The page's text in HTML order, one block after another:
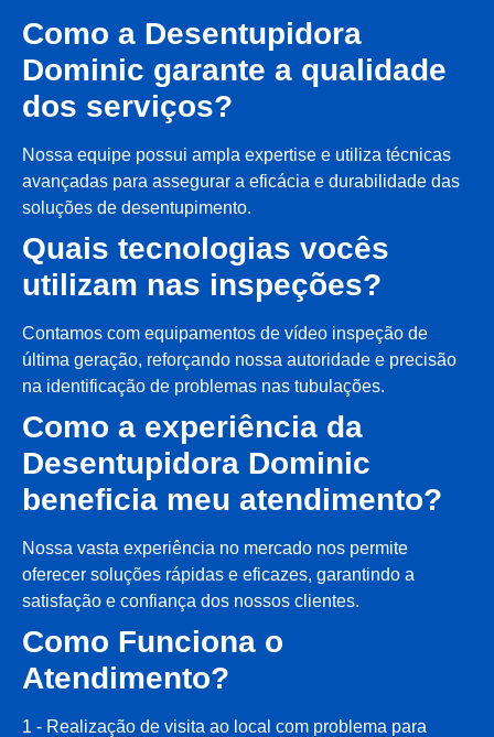
Como a Desentupidora
Dominic garante a qualidade
dos serviços?
Nossa equipe possui ampla expertise e utiliza técnicas
avançadas para assegurar a eficácia e durabilidade das
soluções de desentupimento.
Quais tecnologias vocês
utilizam nas inspeções?
Contamos com equipamentos de vídeo inspeção de
última geração, reforçando nossa autoridade e precisão
na identificação de problemas nas tubulações.
Como a experiência da
Desentupidora Dominic
beneficia meu atendimento?
Nossa vasta experiência no mercado nos permite
oferecer soluções rápidas e eficazes, garantindo a
satisfação e confiança dos nossos clientes.
Como Funciona o
Atendimento?
1 - Realização de visita ao local com problema para